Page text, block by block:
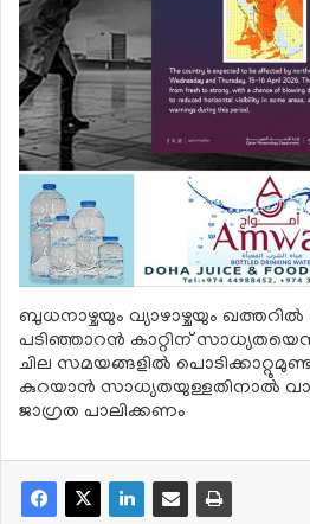
ബുധനാഴ്ചയും വ്യാഴാഴ്ചയും
പടിഞ്ഞാറന്‍ കാറ്റിന്
ചില സമയങ്ങളില്‍
കുറയാന്‍ സാധ്യതയുള്ളതിനാല്‍
ജാഗ്രത പാലിക്കണം